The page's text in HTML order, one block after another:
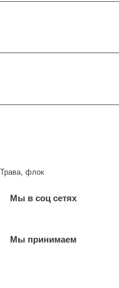
Трава, флок
Мы в соц сетях
Мы принимаем